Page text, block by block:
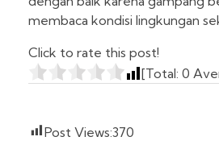
membaca kondisi lingkungan
Click to rate this post!
[Total: 0
Post Views:370